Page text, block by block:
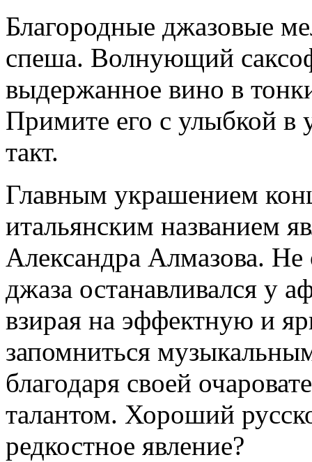
Благородные джазовые
спеша. Волнующий
выдержанное вино в
Примите его с улыбкой в
такт.
Главным украшением
итальянским названием
Александра Алмазова.
джаза останавливался у
взирая на эффектную и
запомниться
благодаря своей
талантом. Хороший
редкостное явление?